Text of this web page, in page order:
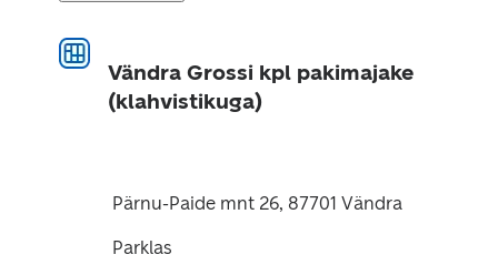
Vändra Grossi kpl pakimajake
(klahvistikuga)
Pärnu-Paide mnt 26, 87701 Vändra
Parklas